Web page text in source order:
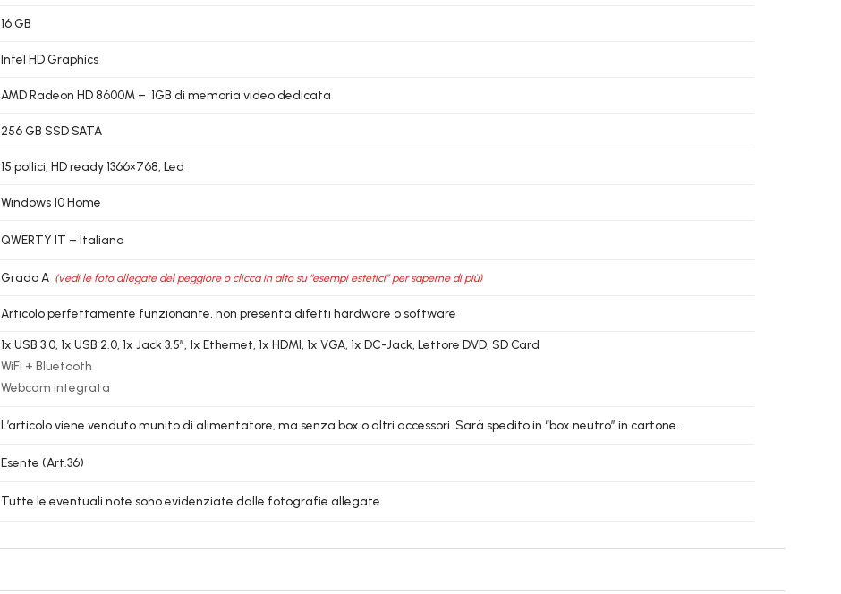
16 GB
Intel HD Graphics
AMD Radeon HD 8600M – 1GB di memoria video dedicata
256 GB SSD SATA
15 pollici, HD ready 1366×768, Led
Windows 10 Home
QWERTY IT – Italiana
Grado A (vedi le foto allegate del peggiore o clicca in alto su “esempi estetici” per saperne di più)
Articolo perfettamente funzionante, non presenta difetti hardware o software
1x USB 3.0, 1x USB 2.0, 1x Jack 3.5″, 1x Ethernet, 1x HDMI, 1x VGA, 1x DC-Jack, Lettore DVD, SD Card
WiFi + Bluetooth
Webcam integrata
L’articolo viene venduto munito di alimentatore, ma senza box o altri accessori. Sarà spedito in “box neutro” in cartone.
Esente (Art.36)
Tutte le eventuali note sono evidenziate dalle fotografie allegate